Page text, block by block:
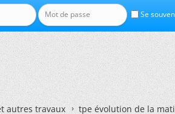
Se
autres travaux tpe évolution de la